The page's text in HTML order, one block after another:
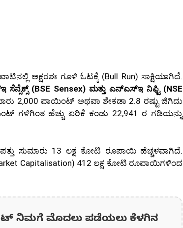
ಅಕ್ಷರಶಃ ಗೂಳಿ ಓಟಕ್ಕೆ (Bull Run) ಸಾಕ್ಷಿಯಾಗಿದೆ.
ಸೆನ್ಸೆಕ್ಸ್ (BSE Sensex) ಮತ್ತು ಎನ್ಎಸ್ಇ ನಿಫ್ಟಿ (NSE
2,000 ಪಾಯಿಂಟ್ ಅಥವಾ ಶೇಕಡಾ 2.8 ರಷ್ಟು ಜಿಗಿದು
ಗಳಿಗಿಂತ ಹೆಚ್ಚು ಏರಿಕೆ ಕಂಡು 22,941 ರ ಗಡಿಯನ್ನು
ಸುಮಾರು 13 ಲಕ್ಷ ಕೋಟಿ ರೂಪಾಯಿ ಹೆಚ್ಚಳವಾಗಿದೆ.
Capitalisation) 412 ಲಕ್ಷ ಕೋಟಿ ರೂಪಾಯಿಗಳಿಂದ
ನಿಮಗೆ ಮೊದಲು ಪಡೆಯಲು ಕೆಳಗಿನ